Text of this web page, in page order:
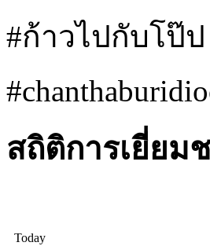
#ก้าวไปกับโป๊ป
สถิติการเยี่ยม
Today